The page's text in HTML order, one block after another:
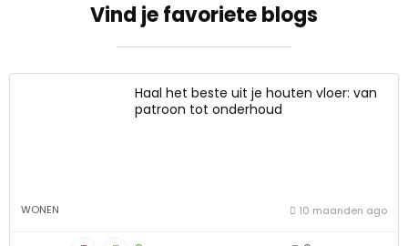
Vind je favoriete blogs
Haal het beste uit je houten vloer: van
patroon tot onderhoud
WONEN 10 maanden ago